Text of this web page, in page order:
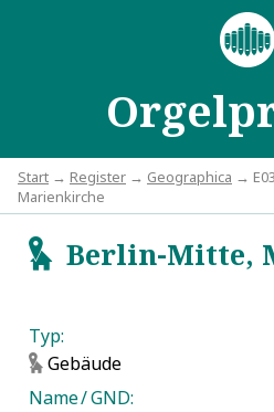
Start → Register → Geographica →
Marienkirche
gBerlin-Mitte,
Typ:
gGebäude
Name / GND: